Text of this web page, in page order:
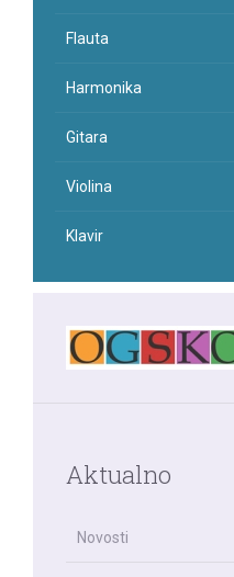
Flauta
Harmonika
Gitara
Violina
Klavir
Aktualno
Novosti